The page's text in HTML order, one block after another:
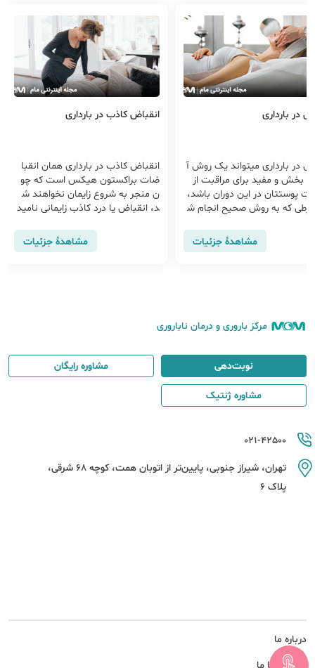
در بارداری
فشیال در بارداری می‎تواند یک روش آ
بخش و مفید برای مراقبت از
سلامت پوست‎تان در این دوران باشد،
که به روش صحیح انجام ش
در بارداری آشنا می‌شوید.
مشاهدهٔ جزئیات
انقباض کاذب در بارداری
انقباض کاذب در بارداری همان انقبا
ضات براکستون هیکس است که چو
ن منجر به شروع زایمان نخواهند ش
د، انقباض یا درد کاذب زایمانی نامید
دش را برای زایمان آماده کند. انقباضا
ت کاذب به رحم کمک می‎کند تا از پ
مشاهدهٔ جزئیات
مرکز باروری و درمان ناباروری
درباره ما
021-42500
تهران، شیراز جنوبی، پایین‌تر از اتوبان همت، کوچه 68 شرقی،
پلاک 6
نوبت‌دهی مشاوره رایگان
مشاوره ژنتیک